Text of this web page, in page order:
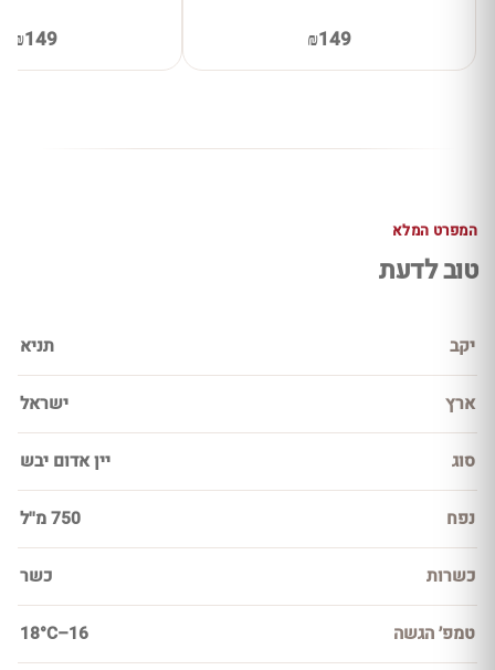
₪149
₪149
המפרט המלא
טוב לדעת
יקב תניא
ארץ ישראל
סוג יין אדום יבש
נפח 750 מ''ל
כשרות כשר
טמפ׳ הגשה 16–18°C